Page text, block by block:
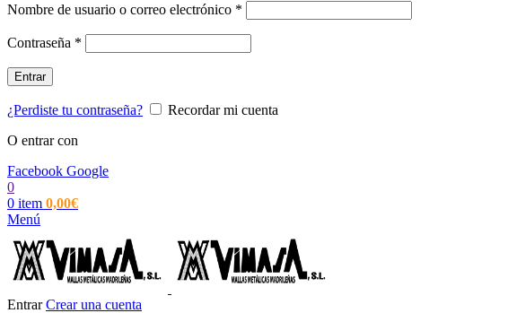
Nombre de usuario o correo electrónico *
Contraseña *
Entrar
¿Perdiste tu contraseña?
Recordar mi cuenta
O entrar con
Facebook Google
0
0 item 0,00€
Menú
EntrarCrear una cuenta